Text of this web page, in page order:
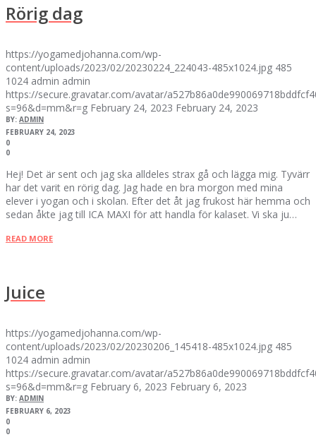
Rörig dag
https://yogamedjohanna.com/wp-
content/uploads/2023/02/20230224_224043-485x1024.jpg 485
1024 admin admin
https://secure.gravatar.com/avatar/
s=96&d=mm&r=g February 24, 2023 February 24, 2023
BY: ADMIN
FEBRUARY 24, 2023
0
0
Hej! Det är sent och jag ska alldeles strax gå och lägga mig. Tyvärr
har det varit en rörig dag. Jag hade en bra morgon med mina
elever i yogan och i skolan. Efter det åt jag frukost här hemma och
sedan åkte jag till ICA MAXI för att handla för kalaset. Vi ska ju…
READ MORE
Juice
https://yogamedjohanna.com/wp-
content/uploads/2023/02/20230206_145418-485x1024.jpg 485
1024 admin admin
https://secure.gravatar.com/avatar/
s=96&d=mm&r=g February 6, 2023 February 6, 2023
BY: ADMIN
FEBRUARY 6, 2023
0
0